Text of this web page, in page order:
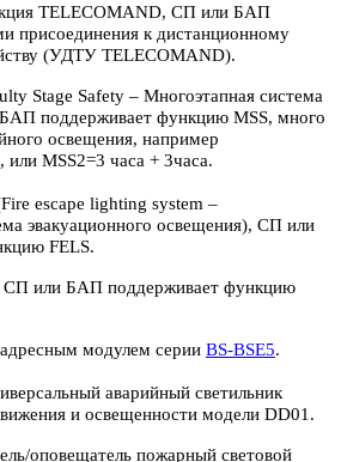
TELECOMAND, СП или БАП
присоединения к дистанционному
(УДТУ TELECOMAND).
Stage Safety – Многоэтапная система
поддерживает функцию MSS, много
освещения, например
или MSS2=3 часа + 3часа.
escape lighting system –
эвакуационного освещения), СП или
FELS.
или БАП поддерживает функцию
модулем серии BS-BSE5.
аварийный светильник
и освещенности модели DD01.
оповещатель пожарный световой